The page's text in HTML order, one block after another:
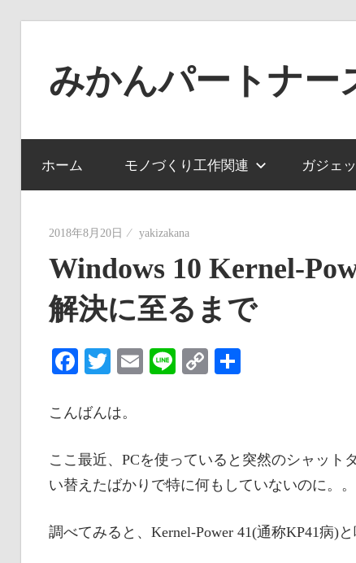
みかんパートナー
ー
ジ
ャ
ル
で
役
に
た
な
情
を
世
界
へ
ホーム モノづくり工作関連 ガジェ
2018年8月20日 yakizakana
Windows 10 Kernel-
解決に至るまで
Facebook
TwitterEmailLineCopy
こんばんは。
ここ最近、PCを使っていると突然のシャッ
い替えたばかりで特に何もしていないのに。。
調べてみると、Kernel-Power 41(通称KP41病)